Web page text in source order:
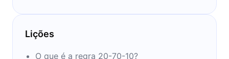
Lemann, Marcel Telles e Beto Sicupira, donos
da ABInbev, Lojas Americanas, Burger King e
Kraft Heinz. Lançada em abril de 2013, a obra
imediatamente entrou para a lista de best
Lições
O que é a regra 20-70-10?